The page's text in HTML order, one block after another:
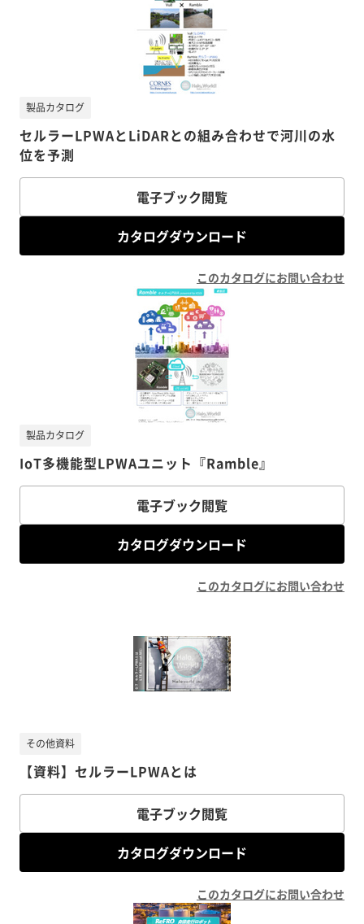
セルラーLPWAとLiDARとの組み合わせで河川の水
位を予測
製品カタログ
電子ブック閲覧
カタログダウンロード
このカタログにお問い合わせ
IoT多機能型LPWAユニット『Ramble』
製品カタログ
電子ブック閲覧
カタログダウンロード
このカタログにお問い合わせ
【資料】セルラーLPWAとは
その他資料
電子ブック閲覧
カタログダウンロード
このカタログにお問い合わせ